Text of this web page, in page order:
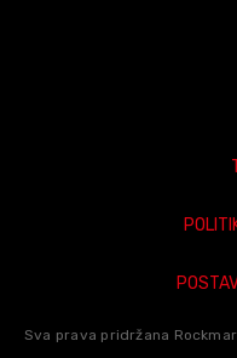
Sva prava pridržana